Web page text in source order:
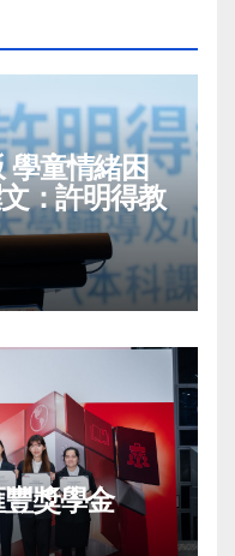
學童情緒困
：許明得教
獎學金